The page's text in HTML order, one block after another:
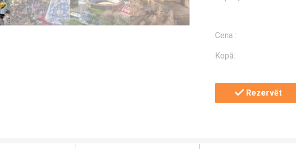
Cena :
Kopā:
Rezervēt